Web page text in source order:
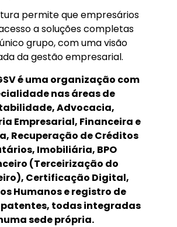
permite que empresários
a soluções completas
grupo, com uma visão
da gestão empresarial.
é uma organização com
nas áreas de
Advocacia,
Empresarial, Financeira e
Recuperação de Créditos
Imobiliária, BPO
(Terceirização do
Certificação Digital,
Humanos e registro de
patentes, todas integradas
sede própria.